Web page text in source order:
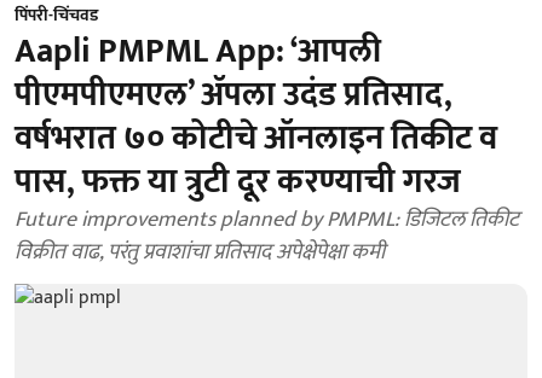
पिंपरी-चिंचवड
Aapli PMPML App: ‘आपली
पीएमपीएमएल’ ॲपला उदंड प्रतिसाद,
वर्षभरात ७० कोटीचे ऑनलाइन तिकीट व
पास, फक्त या त्रुटी दूर करण्याची गरज
Future improvements planned by PMPML: डिजिटल तिकीट
विक्रीत वाढ, परंतु प्रवाशांचा प्रतिसाद अपेक्षेपेक्षा कमी